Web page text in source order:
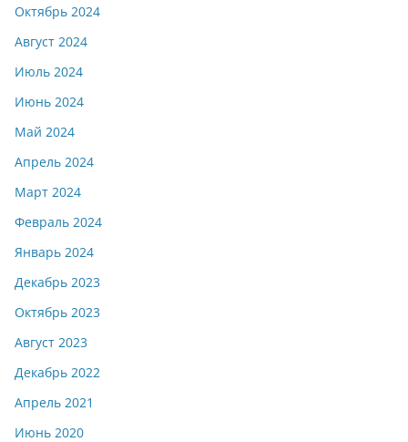
Октябрь 2024
Август 2024
Июль 2024
Июнь 2024
Май 2024
Апрель 2024
Март 2024
Февраль 2024
Январь 2024
Декабрь 2023
Октябрь 2023
Август 2023
Декабрь 2022
Апрель 2021
Июнь 2020